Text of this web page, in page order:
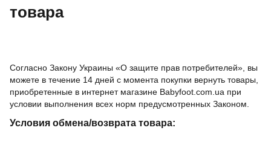
товара
Согласно Закону Украины «О защите прав потребителей», вы
можете в течение 14 дней с момента покупки вернуть товары,
приобретенные в интернет магазине Babyfoot.com.ua при
условии выполнения всех норм предусмотренных Законом.
Условия обмена/возврата товара: